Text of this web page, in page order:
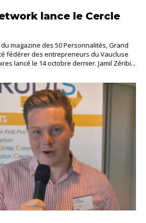
lance le Cercle
magazine des 50 Personnalités, Grand
fédérer des entrepreneurs du Vaucluse
lancé le 14 octobre dernier. Jamil Zéribi...